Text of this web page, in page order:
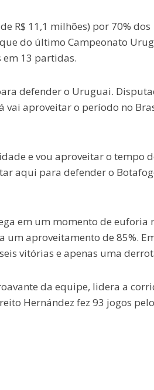
R$ 11,1 milhões) por 70% dos
do último Campeonato
em 13 partidas.
defender o Uruguai.
vai aproveitar o período no
e vou aproveitar o tempo
aqui para defender o
em um momento de euforia
aproveitamento de 85%.
vitórias e apenas uma
da equipe, lidera a
Hernández fez 93 jogos pelo